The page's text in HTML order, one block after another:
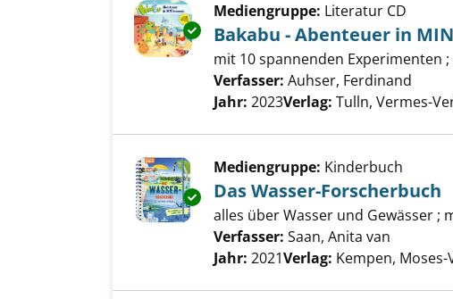
Exemplar-Details von Bakabu -
Mediengruppe: Literatur CD
Bakabu - Abenteuer in
mit 10 spannenden Experimenten
Verfasser: Auhser, Ferdinand
Jahr: 2023Verlag: Tulln, Vermes-
Exemplar-Details von Das Wasser-
Mediengruppe: Kinderbuch
Das Wasser-Forscherbuch
alles über Wasser und Gewässer
Verfasser: Saan, Anita van
Jahr: 2021Verlag: Kempen, Moses-